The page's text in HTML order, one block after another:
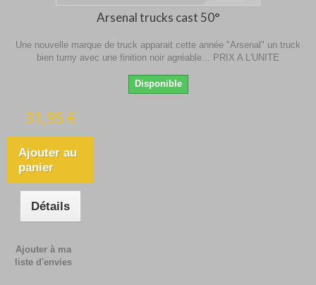
Arsenal trucks cast 50°
Une nouvelle marque de truck apparait cette année "Arsenal" un truck
bien turny avec une finition noir agréable... PRIX A L'UNITE
Disponible
31,95 €
Ajouter au
panier
Détails
Ajouter à ma
liste d'envies